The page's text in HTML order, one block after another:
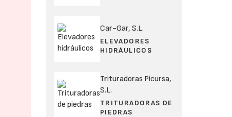
Car-Gar, S.L.
ELEVADORES
HIDRÁULICOS
Trituradoras Picursa,
S.L.
TRITURADORAS DE
PIEDRAS